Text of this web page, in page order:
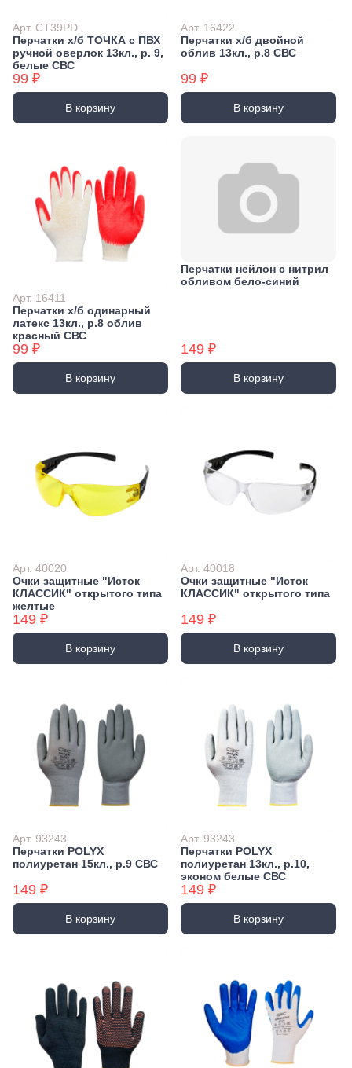
Арт. CT39PD
Перчатки х/б ТОЧКА с ПВХ
ручной оверлок 13кл., р. 9,
белые СВС
99 ₽
В корзину
Арт. 16422
Перчатки х/б двойной
облив 13кл., р.8 СВС
99 ₽
В корзину
Арт. 16411
Перчатки х/б одинарный
латекс 13кл., р.8 облив
красный СВС
99 ₽
В корзину
Перчатки нейлон с нитрил
обливом бело-синий
149 ₽
В корзину
Арт. 40020
Очки защитные "Исток
КЛАССИК" открытого типа
желтые
149 ₽
В корзину
Арт. 40018
Очки защитные "Исток
КЛАССИК" открытого типа
149 ₽
В корзину
Арт. 93243
Перчатки POLYX
полиуретан 15кл., р.9 СВС
149 ₽
В корзину
Арт. 93243
Перчатки POLYX
полиуретан 13кл., р.10,
эконом белые СВС
149 ₽
В корзину